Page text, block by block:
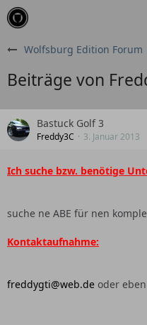
Wolfsburg Edition Forum
Beiträge von
Bastuck Golf 3
Freddy3C 3. Januar 2013
Ich suche bzw. benötige
suche ne ABE für nen
Kontaktaufnahme:
freddygti@web.de oder